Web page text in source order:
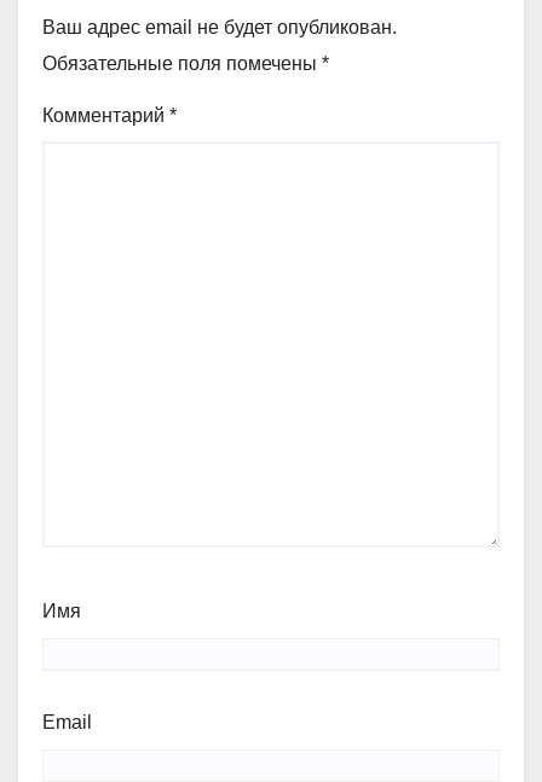
Ваш адрес email не будет опубликован.
Обязательные поля помечены *
Комментарий *
Имя
Email